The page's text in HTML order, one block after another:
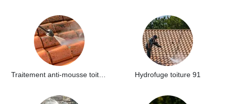
Hydrofuge toiture 91